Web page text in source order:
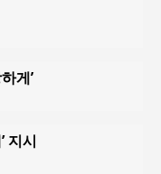
게’
지시